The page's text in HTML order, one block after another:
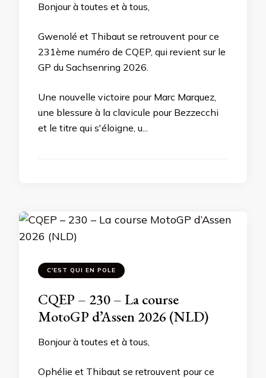
Bonjour à toutes et à tous,
Gwenolé et Thibaut se retrouvent pour ce
231ème numéro de CQEP, qui revient sur le
GP du Sachsenring 2026.
Une nouvelle victoire pour Marc Marquez,
une blessure à la clavicule pour Bezzecchi
et le titre qui s'éloigne, u...
C'EST QUI EN POLE
CQEP – 230 – La course
MotoGP d’Assen 2026 (NLD)
Bonjour à toutes et à tous,
Ophélie et Thibaut se retrouvent pour ce